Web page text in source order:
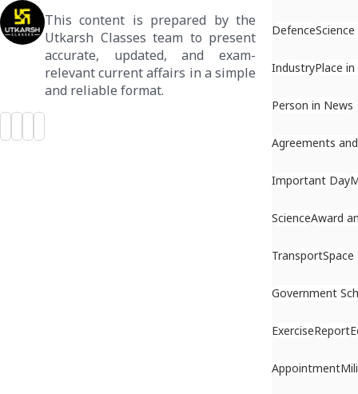
This content is prepared by the
Utkarsh Classes team to present
accurate, updated, and exam-
relevant current affairs in a simple
and reliable format.
Defence
IndustryPlace
Person in News
Agreements
Important Day
ScienceAward
TransportSpace
Government
ExerciseReport
Appointment